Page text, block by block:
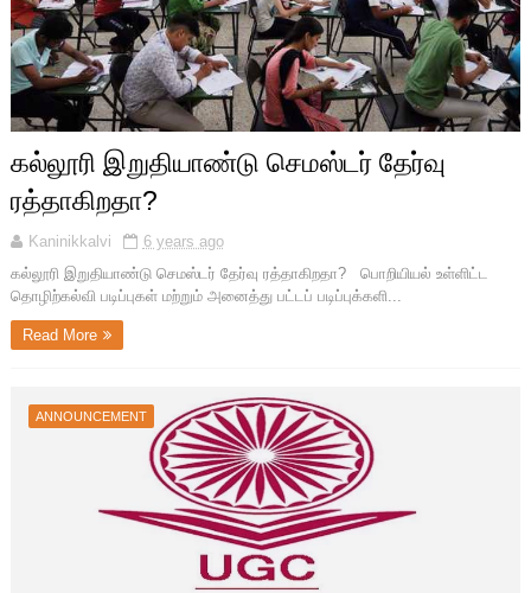
கல்லூரி இறுதியாண்டு செமஸ்டர் தேர்வு
ரத்தாகிறதா?
Kaninikkalvi
6 years ago
கல்லூரி இறுதியாண்டு செமஸ்டர் தேர்வு ரத்தாகிறதா? பொறியியல் உள்ளிட்ட
தொழிற்கல்வி படிப்புகள் மற்றும் அனைத்து பட்டப் படிப்புக்களி...
Read More
ANNOUNCEMENT